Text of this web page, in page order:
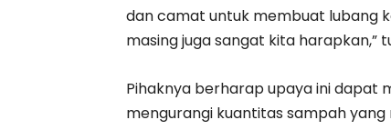
dan camat untuk membuat lubang
masing juga sangat kita harapkan,”
Pihaknya berharap upaya ini dapat
mengurangi kuantitas sampah